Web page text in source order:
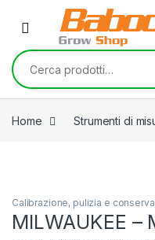
Skip to navigation
Skip to content
Cerca:
Home Strumenti di
Calibrazione, pulizia e
MILWAUKEE –